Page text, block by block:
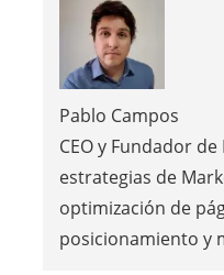
Pablo Campos
CEO y Fundador
estrategias de
optimización de
posicionamiento y